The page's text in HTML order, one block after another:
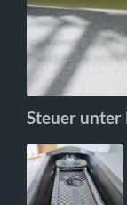
Steuer unter